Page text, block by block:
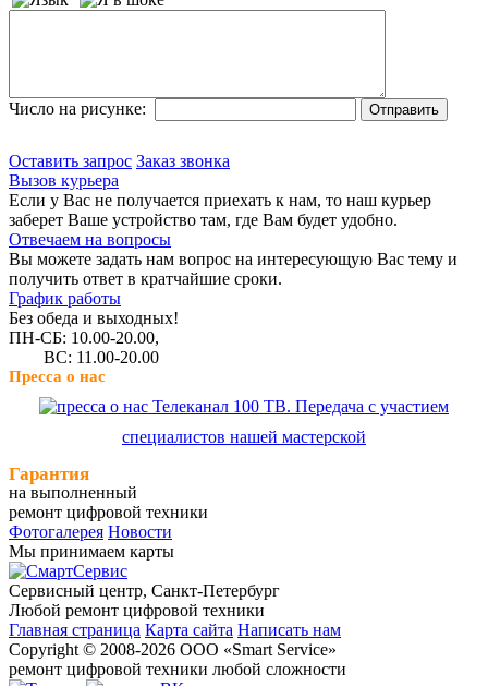
Число на рисунке:
Оставить запрос Заказ звонка
Вызов курьера
Если у Вас не получается приехать к нам, то наш курьер
заберет Ваше устройство там, где Вам будет удобно.
Отвечаем на вопросы
Вы можете задать нам вопрос на интересующую Вас тему и
получить ответ в кратчайшие сроки.
График работы
Без обеда и выходных!
ПН-СБ: 10.00-20.00,
ВС: 11.00-20.00
Пресса о нас
Телеканал 100 ТВ. Передача с участием
специалистов нашей мастерской
Гарантия
на выполненный
ремонт цифровой техники
Фотогалерея Новости
Мы принимаем карты
Сервисный центр, Cанкт-Петербург
Любой ремонт цифровой техники
Главная страница Карта сайта Написать нам
Copyright © 2008-2026 ООО «Smart Service»
ремонт цифровой техники любой сложности